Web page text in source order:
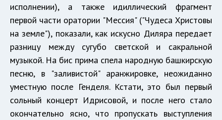
исполнении), а также идиллический фрагмент
первой части оратории "Мессия" ("Чудеса Христовы
на земле"), показали, как искусно Диляра передает
разницу между сугубо светской и сакральной
музыкой. На бис прима спела народную башкирскую
песню, в "заливистой" аранжировке, неожиданно
уместную после Генделя. Кстати, это был первый
сольный концерт Идрисовой, и после него стало
окончательно ясно, что пропускать выступления